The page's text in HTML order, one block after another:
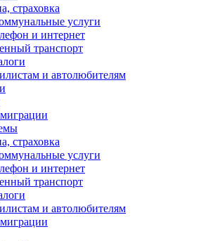
страховка
услуги
и интернет
транспорт
и автолюбителям
страховка
услуги
и интернет
транспорт
и автолюбителям